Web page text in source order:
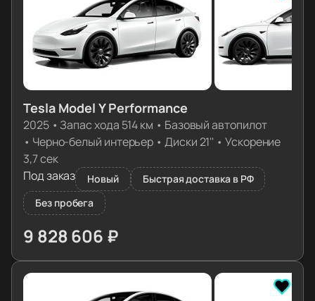
Tesla Model Y Performance
2025• Запас хода 514 км • Базовый автопилот
• Черно-белый интерьер •Диски 21'' • Ускорение
3,7 сек
Под заказ
Новый
Быстрая доставка в РФ
Без пробега
9 828 606 ₽
≈ 97 771€